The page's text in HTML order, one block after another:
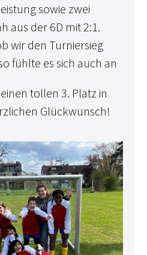
sowie zwei
aus der 6D mit 2:1.
wir den Turniersieg
fühlte es sich auch an
tollen 3. Platz in
Glückwunsch!